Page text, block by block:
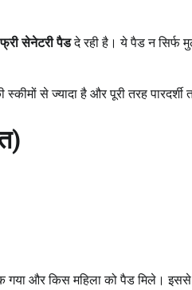
फ्री सेनेटरी पैडदे रही है। ये पैड न सिर्फ
से ज्यादा है और पूरी तरह पारदर्शी
और किस महिला को पैड मिले।